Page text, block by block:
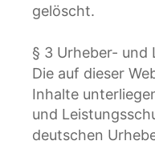
gelöscht.
§ 3 Urheber- und
Die auf dieser
Inhalte
und
deutschen